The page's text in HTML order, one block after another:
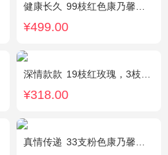
健康长久 99枝红色康乃馨，满天星丰满围绕。
¥499.00
深情款款 19枝红玫瑰，3枝白百合，3枝粉百合，搭配满天星，绿叶等配材
¥318.00
真情传递 33支粉色康乃馨，搭配黄莺、满天星。